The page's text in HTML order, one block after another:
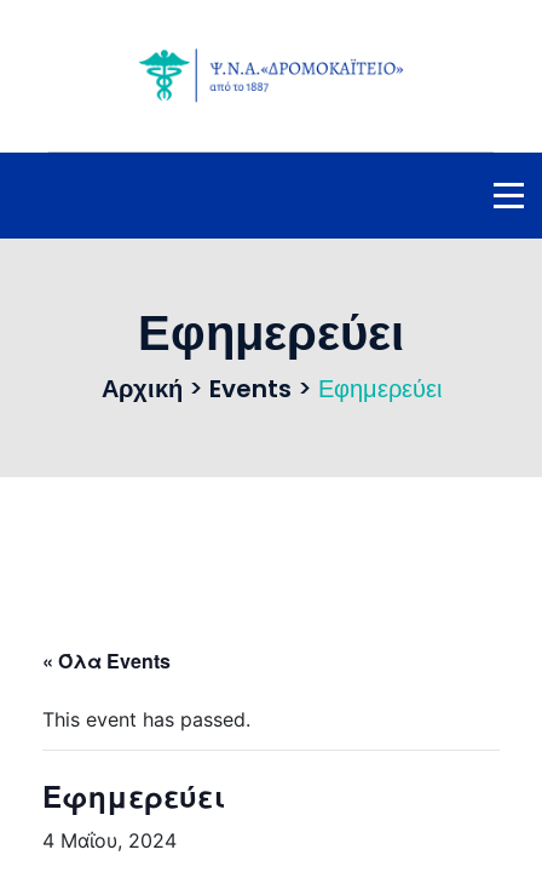
Εφημερεύει
Αρχική > Events > Εφημερεύει
« Όλα Events
This event has passed.
Εφημερεύει
4 Μαΐου, 2024